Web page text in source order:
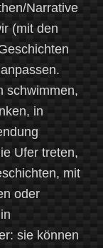
Narrative
(mit den
schwimmen,
in
Ufer treten,
mit
oder
sie können